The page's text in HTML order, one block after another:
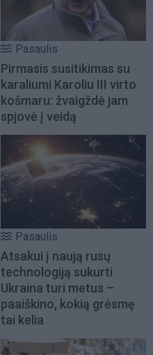
Pasaulis
Pirmasis susitikimas su
karaliumi Karoliu III virto
košmaru: žvaigždė jam
spjovė į veidą
Pasaulis
Atsakui į naują rusų
technologiją sukurti
Ukraina turi metus –
paaiškino, kokią grėsmę
tai kelia